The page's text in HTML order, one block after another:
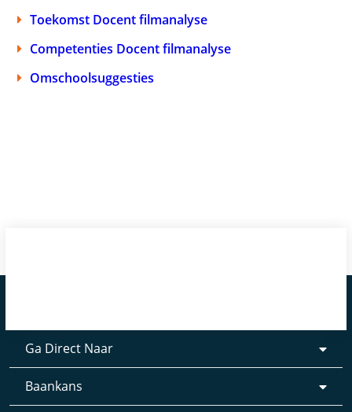
Toekomst Docent filmanalyse
Competenties Docent filmanalyse
Omschoolsuggesties
Ga Direct Naar
Baankans